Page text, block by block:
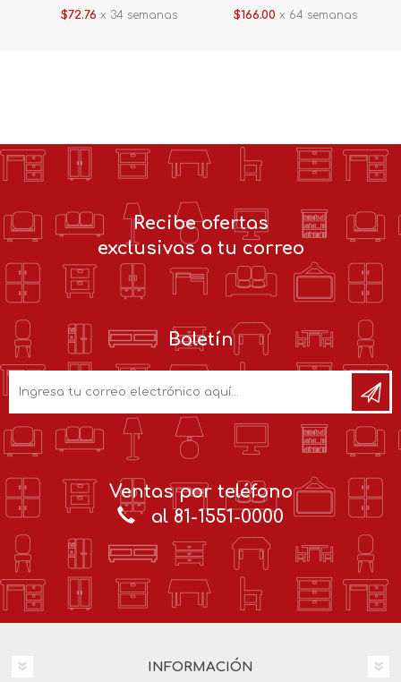
$72.76 x 34 semanas $166.00 x 64 semanas
Recibe ofertas
exclusivas a tu correo
Boletín
Ventas por teléfono
al 81-1551-0000
INFORMACIÓN